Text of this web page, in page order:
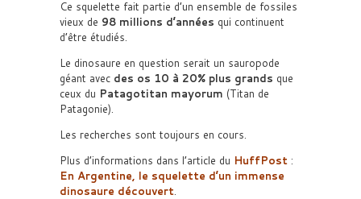
Ce squelette fait partie d’un ensemble de fossiles
vieux de 98 millions d’années qui continuent
d’être étudiés.
Le dinosaure en question serait un sauropode
géant avec des os 10 à 20% plus grands que
ceux du Patagotitan mayorum (Titan de
Patagonie).
Les recherches sont toujours en cours.
Plus d’informations dans l’article du HuffPost :
En Argentine, le squelette d’un immense
dinosaure découvert.